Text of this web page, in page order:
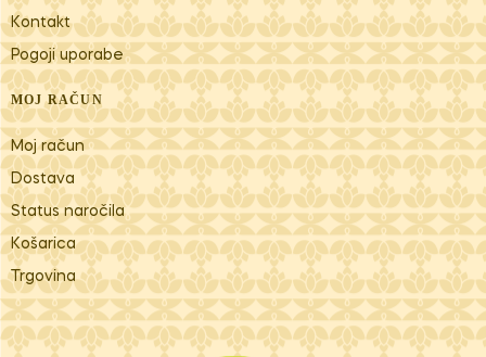
Kontakt
Pogoji uporabe
MOJ RAČUN
Moj račun
Dostava
Status naročila
Košarica
Trgovina